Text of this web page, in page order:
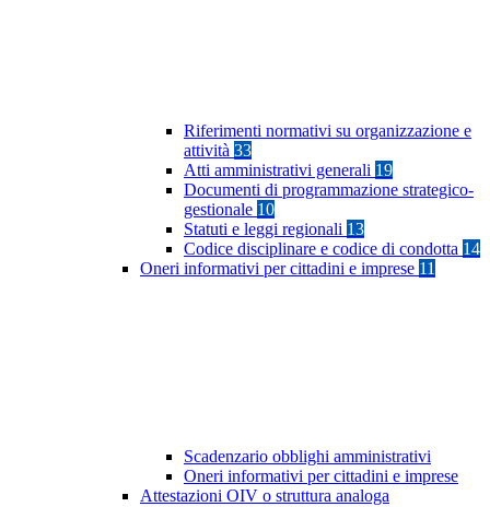
Riferimenti normativi su organizzazione e
attività 33
Atti amministrativi generali 19
Documenti di programmazione strategico-
gestionale 10
Statuti e leggi regionali 13
Codice disciplinare e codice di condotta 14
Oneri informativi per cittadini e imprese 11
Scadenzario obblighi amministrativi
Oneri informativi per cittadini e imprese
Attestazioni OIV o struttura analoga